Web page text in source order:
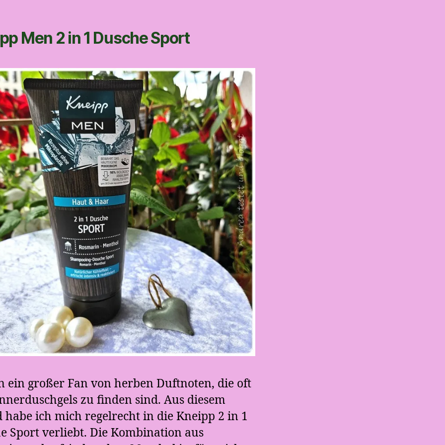
Men 2 in 1 Dusche Sport
ein großer Fan von herben Duftnoten, die oft
zu finden sind. Aus diesem
habe ich mich regelrecht in die Kneipp 2 in 1
Sport verliebt. Die Kombination aus